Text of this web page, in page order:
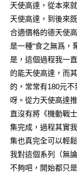
天使高達，從本來
天使高達，到後來
合適價格的德天使
是一種“食之無爲，
是，這個過程我一
的能天使高達，而
的，常常有180元
呀。從力天使高達
直沒有將《機動戰
集完成，過程其實
集也真完全可以輕
我對這個系列（無
不夠吧，開始都只